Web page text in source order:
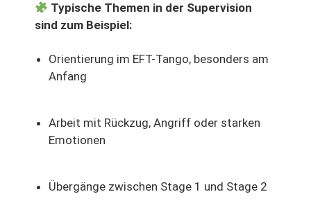
Typische Themen in der Supervision
sind zum Beispiel:
Orientierung im EFT-Tango, besonders am
Anfang
Arbeit mit Rückzug, Angriff oder starken
Emotionen
Übergänge zwischen Stage 1 und Stage 2